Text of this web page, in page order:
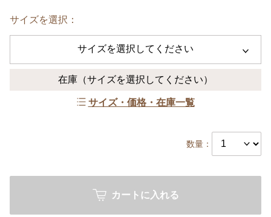
サイズを選択：
サイズを選択してください
在庫 （サイズを選択してください）
サイズ・価格・在庫一覧
数量：
カートに入れる